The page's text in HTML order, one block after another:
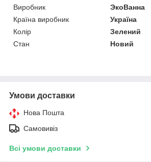
Виробник
ЭкоВанна
Країна виробник
Україна
Колір
Зелений
Стан
Новий
Умови доставки
Нова Пошта
Самовивіз
Всі умови доставки